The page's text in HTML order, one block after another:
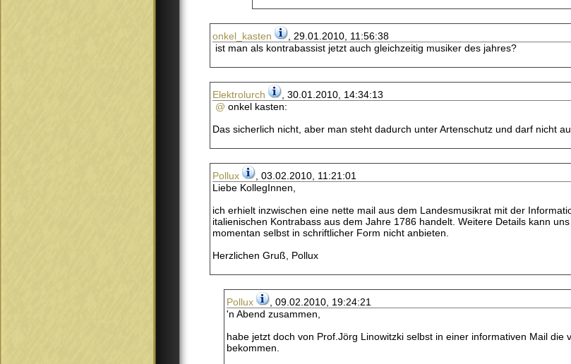
onkel_kasten
, 29.01.2010, 11:56:38
ist man als kontrabassist jetzt auch gleichzeitig musiker des jahres?
Elektrolurch
, 30.01.2010, 14:34:13
@ onkel kasten:
Das sicherlich nicht, aber man steht dadurch unter Artenschutz und darf nicht
Pollux
, 03.02.2010, 11:21:01
Liebe KollegInnen,
ich erhielt inzwischen eine nette mail aus dem Landesmusikrat mit der
italienischen Kontrabass aus dem Jahre 1786 handelt. Weitere Details kann
momentan selbst in schriftlicher Form nicht anbieten.
Herzlichen Gruß, Pollux
Pollux
, 09.02.2010, 19:24:21
'n Abend zusammen,
habe jetzt doch von Prof.Jörg Linowitzki selbst in einer informativen Mail
bekommen.